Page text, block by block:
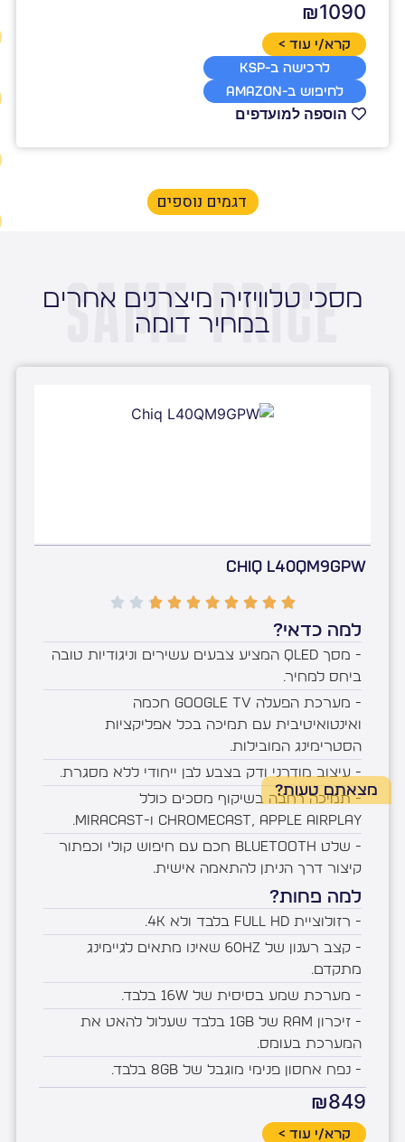
מצאתם טעות?
₪1090
לחיפוש ב-Amazon
לרכישה ב-KSP
קרא/י עוד >
הוספה למועדפים
דגמים נוספים
מסכי טלוויזיה מיצרנים אחרים
במחיר דומה
Chiq L40QM9GPW
למה כדאי?
- מסך QLED המציע צבעים עשירים וניגודיות טובה
ביחס למחיר.
- מערכת הפעלה Google TV חכמה
ואינטואיטיבית עם תמיכה בכל אפליקציות
הסטרימינג המובילות.
- עיצוב מודרני ודק בצבע לבן ייחודי ללא מסגרת.
- תמיכה רחבה בשיקוף מסכים כולל
Chromecast, Apple AirPlay ו-Miracast.
- שלט Bluetooth חכם עם חיפוש קולי וכפתור
קיצור דרך הניתן להתאמה אישית.
למה פחות?
- רזולוציית Full HD בלבד ולא 4K.
- קצב רענון של 60Hz שאינו מתאים לגיימינג
מתקדם.
- מערכת שמע בסיסית של 16W בלבד.
- זיכרון RAM של 1GB בלבד שעלול להאט את
המערכת בעומס.
- נפח אחסון פנימי מוגבל של 8GB בלבד.
₪849
קרא/י עוד >